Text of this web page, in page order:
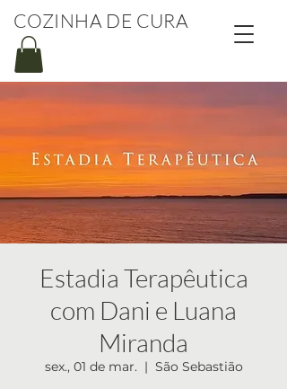
COZINHA DE CURA
Estadia Terapêutica
com Dani e Luana
Miranda
sex., 01 de mar.
  |
São Sebastião